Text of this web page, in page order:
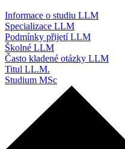
Informace o studiu LLM
Specializace LLM
Podmínky přijetí LLM
Školné LLM
Často kladené otázky LLM
Titul LL.M.
Studium MSc